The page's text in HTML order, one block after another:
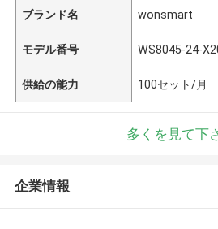
ブランド名 wonsmart
モデル番号 WS8045-24-
供給の能力 100セット/月
多くを見て下
企業情報